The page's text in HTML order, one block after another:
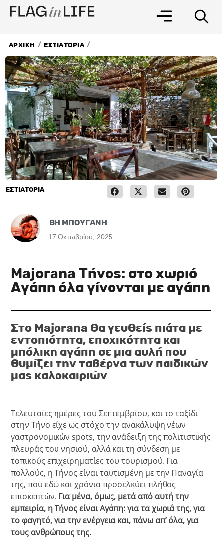
Μετάβαση
στο
ΑΡΧΙΚΗ / ΕΣΤΙΑΤΟΡΙΑ /
ΕΣΤΙΑΤΟΡΙΑ
ΒΗ ΜΠΟΥΓΑΝΗ
17 Οκτωβρίου, 2025
Majorana Τήνος: στο χωριό
Αγάπη όλα γίνονται με αγάπη
Στο Majorana θα γευθείς πιάτα με
εντοπιότητα, εποχικότητα και
μπόλικη αγάπη σε μια αυλή που
θυμίζει την ταβέρνα των παιδικών
μας καλοκαιριών
Τελευταίες ημέρες του Σεπτεμβρίου, και το ταξίδι
στην Τήνο είχε ως στόχο την ανακάλυψη νέων
γαστρονομικών spots, την ανάδειξη της πολιτιστικής
πλευράς του νησιού, αλλά και τη σύνδεση με
τοπικούς επιχειρηματίες του τουρισμού. Για
πολλούς, η Τήνος είναι ταυτισμένη με την Παναγία
της, που εδώ και χρόνια προσελκύει πλήθος
επισκεπτών. Για μένα, όμως, μετά από αυτή την
εμπειρία, η Τήνος είναι Αγάπη: για τα χωριά της, για
το φαγητό, για την ενέργεια και, πάνω απ’ όλα, για
τους ανθρώπους της.